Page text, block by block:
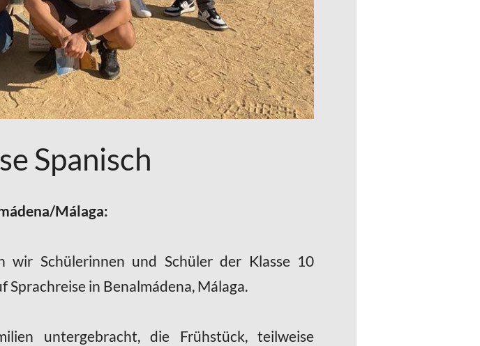
Spanisch
Málaga:
wir Schülerinnen und Schüler der Klasse 10
in Benalmádena, Málaga.
untergebracht, die Frühstück, teilweise